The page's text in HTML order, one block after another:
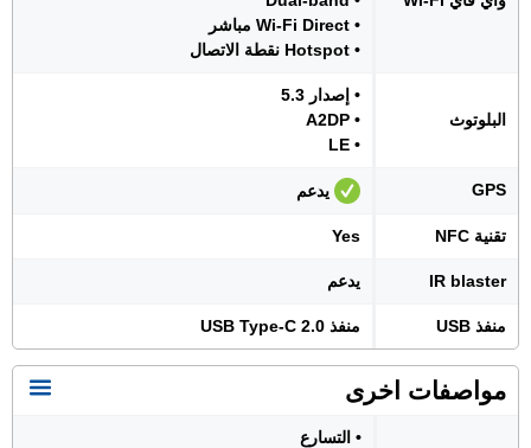
• Wi-Fi Direct مباشر
• Hotspot نقطة الاتصال
البلوتوث
• إصدار 5.3
• A2DP
• LE
GPS يدعم
تقنية NFC Yes
IR blaster يدعم
منفذ USB منفذ USB Type-C 2.0
مواصفات اخرى
• التسارع